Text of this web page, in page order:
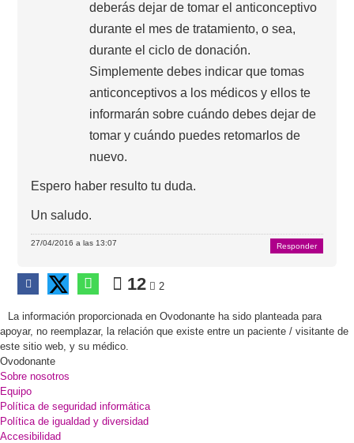
deberás dejar de tomar el anticonceptivo
durante el mes de tratamiento, o sea,
durante el ciclo de donación.
Simplemente debes indicar que tomas
anticonceptivos a los médicos y ellos te
informarán sobre cuándo debes dejar de
tomar y cuándo puedes retomarlos de
nuevo.
Espero haber resulto tu duda.
Un saludo.
27/04/2016 a las 13:07 Responder
12 2
La información proporcionada en Ovodonante ha sido planteada para
apoyar, no reemplazar, la relación que existe entre un paciente / visitante de
este sitio web, y su médico.
Ovodonante
Sobre nosotros
Equipo
Política de seguridad informática
Política de igualdad y diversidad
Accesibilidad